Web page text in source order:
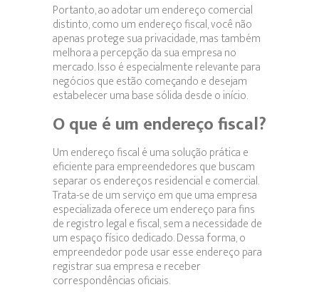
Portanto, ao adotar um endereço comercial
distinto, como um endereço fiscal, você não
apenas protege sua privacidade, mas também
melhora a percepção da sua empresa no
mercado. Isso é especialmente relevante para
negócios que estão começando e desejam
estabelecer uma base sólida desde o início.
O que é um endereço fiscal?
Um endereço fiscal é uma solução prática e
eficiente para empreendedores que buscam
separar os endereços residencial e comercial.
Trata-se de um serviço em que uma empresa
especializada oferece um endereço para fins
de registro legal e fiscal, sem a necessidade de
um espaço físico dedicado. Dessa forma, o
empreendedor pode usar esse endereço para
registrar sua empresa e receber
correspondências oficiais.